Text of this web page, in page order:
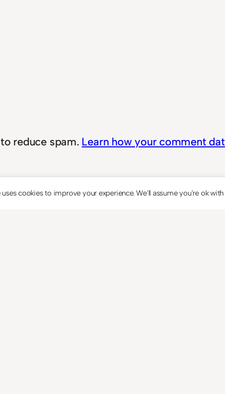
reduce spam. Learn how your comment
currículum.
uses cookies to improve your experience. We'll assume you're ok